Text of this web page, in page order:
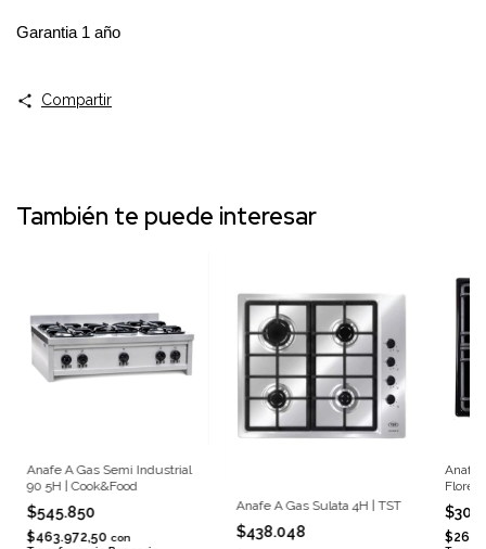
Garantia 1 año
Compartir
También te puede interesar
Anafe A Gas Semi Industrial
90 5H | Cook&Food
$545.850
$463.972,50 con
Anafe A Gas Sulata 4H | TST
$438.048
Anafe